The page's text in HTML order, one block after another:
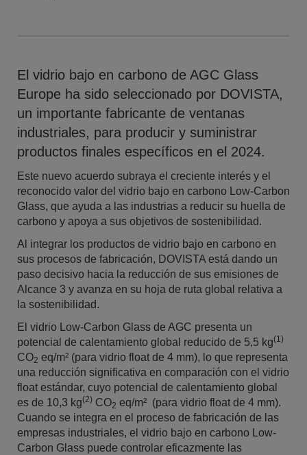
El vidrio bajo en carbono de AGC Glass
Europe ha sido seleccionado por DOVISTA,
un importante fabricante de ventanas
industriales, para producir y suministrar
productos finales específicos en el 2024.
Este nuevo acuerdo subraya el creciente interés y el
reconocido valor del vidrio bajo en carbono Low-Carbon
Glass, que ayuda a las industrias a reducir su huella de
carbono y apoya a sus objetivos de sostenibilidad.
Al integrar los productos de vidrio bajo en carbono en
sus procesos de fabricación, DOVISTA está dando un
paso decisivo hacia la reducción de sus emisiones de
Alcance 3 y avanza en su hoja de ruta global relativa a
la sostenibilidad.
El vidrio Low-Carbon Glass de AGC presenta un
potencial de calentamiento global reducido de 5,5 kg(1)
CO2 eq/m² (para vidrio float de 4 mm), lo que representa
una reducción significativa en comparación con el vidrio
float estándar, cuyo potencial de calentamiento global
es de 10,3 kg(2) CO2 eq/m² (para vidrio float de 4 mm).
Cuando se integra en el proceso de fabricación de las
empresas industriales, el vidrio bajo en carbono Low-
Carbon Glass puede controlar eficazmente las